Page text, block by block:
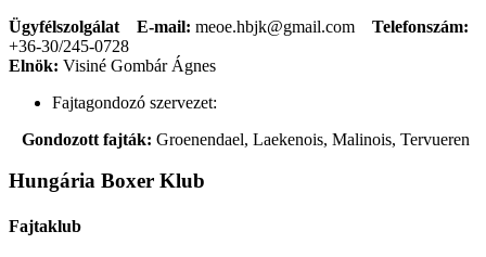
Ügyfélszolgálat
E-mail: meoe.hbjk@gmail.com
Telefonszám:
+36-30/245-0728
Elnök: Visiné Gombár Ágnes
Fajtagondozó szervezet:
Gondozott fajták: Groenendael, Laekenois, Malinois, Tervueren
Hungária Boxer Klub
Fajtaklub